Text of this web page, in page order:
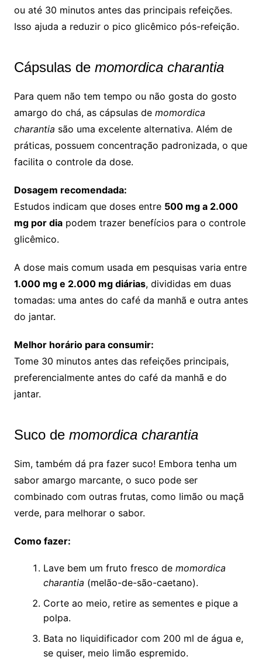
ou até 30 minutos antes das principais refeições.
Isso ajuda a reduzir o pico glicêmico pós-refeição.
Cápsulas de momordica charantia
Para quem não tem tempo ou não gosta do gosto
amargo do chá, as cápsulas de momordica
charantia são uma excelente alternativa. Além de
práticas, possuem concentração padronizada, o que
facilita o controle da dose.
Dosagem recomendada:
Estudos indicam que doses entre 500 mg a 2.000
mg por diapodem trazer benefícios para o controle
glicêmico.
A dose mais comum usada em pesquisas varia entre
1.000 mg e 2.000 mg diárias, divididas em duas
tomadas: uma antes do café da manhã e outra antes
do jantar.
Melhor horário para consumir:
Tome 30 minutos antes das refeições principais,
preferencialmente antes do café da manhã e do
jantar.
Suco de momordica charantia
Sim, também dá pra fazer suco! Embora tenha um
sabor amargo marcante, o suco pode ser
combinado com outras frutas, como limão ou maçã
verde, para melhorar o sabor.
Como fazer:
Lave bem um fruto fresco de momordica
charantia (melão-de-são-caetano).
Corte ao meio, retire as sementes e pique a
polpa.
Bata no liquidificador com 200 ml de água e,
se quiser, meio limão espremido.